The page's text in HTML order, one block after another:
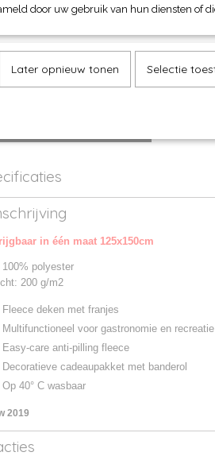
leverancier
in één maat 125x150cm
polyester
200 g/m2
Fleece deken met franjes
Multifunctioneel voor gastronomie en recreatie
Easy-care anti-pilling fleece
Decoratieve cadeaupakket met banderol
Op 40° C wasbaar
2019
door uw gebruik van hun diensten of
Later opnieuw tonen Selectie